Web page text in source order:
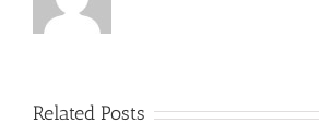
Related Posts